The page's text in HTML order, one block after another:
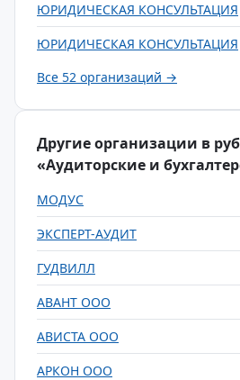
ЮРИДИЧЕСКАЯ КОНСУЛЬТАЦИЯ
ЮРИДИЧЕСКАЯ КОНСУЛЬТАЦИЯ
Все 52 организаций →
Другие организации в
«Аудиторские и
МОДУС
ЭКСПЕРТ-АУДИТ
ГУДВИЛЛ
АВАНТ ООО
АВИСТА ООО
АРКОН ООО